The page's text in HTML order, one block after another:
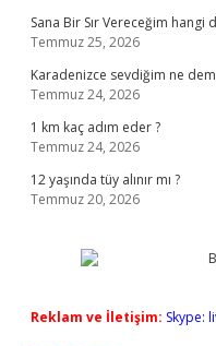
Sana Bir Sır Vereceğim hangi
Temmuz 25, 2026
Karadenizce sevdiğim ne
Temmuz 24, 2026
1 km kaç adım eder ?
Temmuz 24, 2026
12 yaşında tüy alınır mı ?
Temmuz 20, 2026
Reklam ve İletişim: Skype: